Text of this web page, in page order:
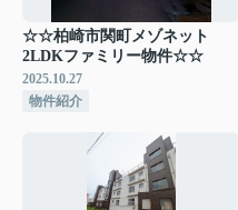
☆☆柏崎市関町メゾネット
2LDKファミリー物件☆☆
2025.10.27
物件紹介